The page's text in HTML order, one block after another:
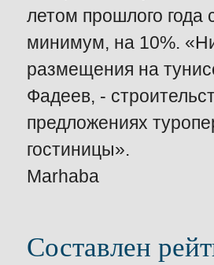
летом прошлого года
минимум, на 10%.
размещения на
Фадеев, -
предложениях
гостиницы».
Marhaba
Составлен